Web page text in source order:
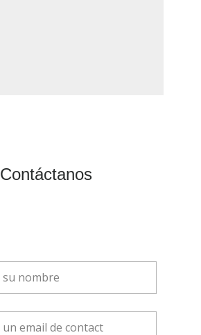
Contáctanos